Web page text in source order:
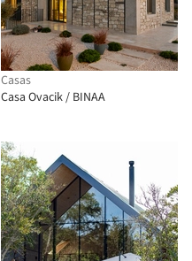
Casas
Casa Ovacik / BINAA